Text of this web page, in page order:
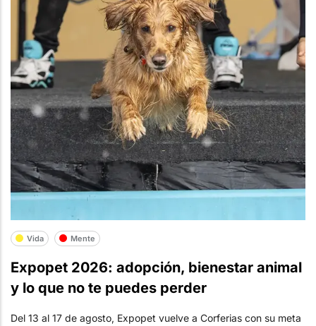
Vida Mente
Expopet 2026: adopción, bienestar animal
y lo que no te puedes perder
Del 13 al 17 de agosto, Expopet vuelve a Corferias con su meta